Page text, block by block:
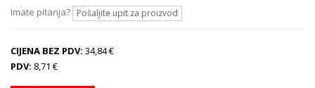
Imate pitanja? Pošaljite upit za proizvod
CIJENA BEZ PDV: 34,84 €
PDV: 8,71 €